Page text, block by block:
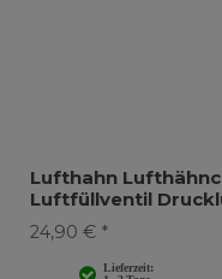
Lufthahn
Luftfüllventil
24,90 € *